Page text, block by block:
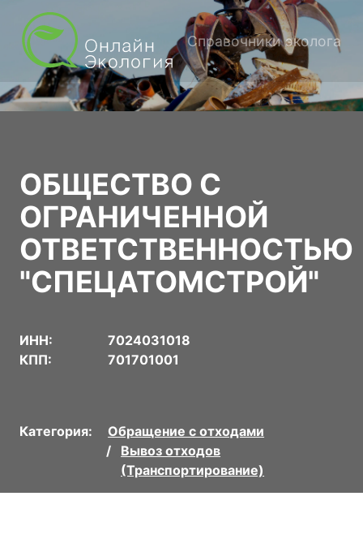
Справочники эколога
ОБЩЕСТВО С
ОГРАНИЧЕННОЙ
ОТВЕТСТВЕННОСТЬЮ
"СПЕЦАТОМСТРОЙ"
ИНН:
7024031018
КПП:
701701001
Категория:
Обращение с отходами
Вывоз отходов
(Транспортирование)